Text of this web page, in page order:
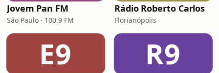
Jovem Pan FM
São Paulo · 100.9 FM
Rádio Roberto Carlos
Florianópolis
E9 R9